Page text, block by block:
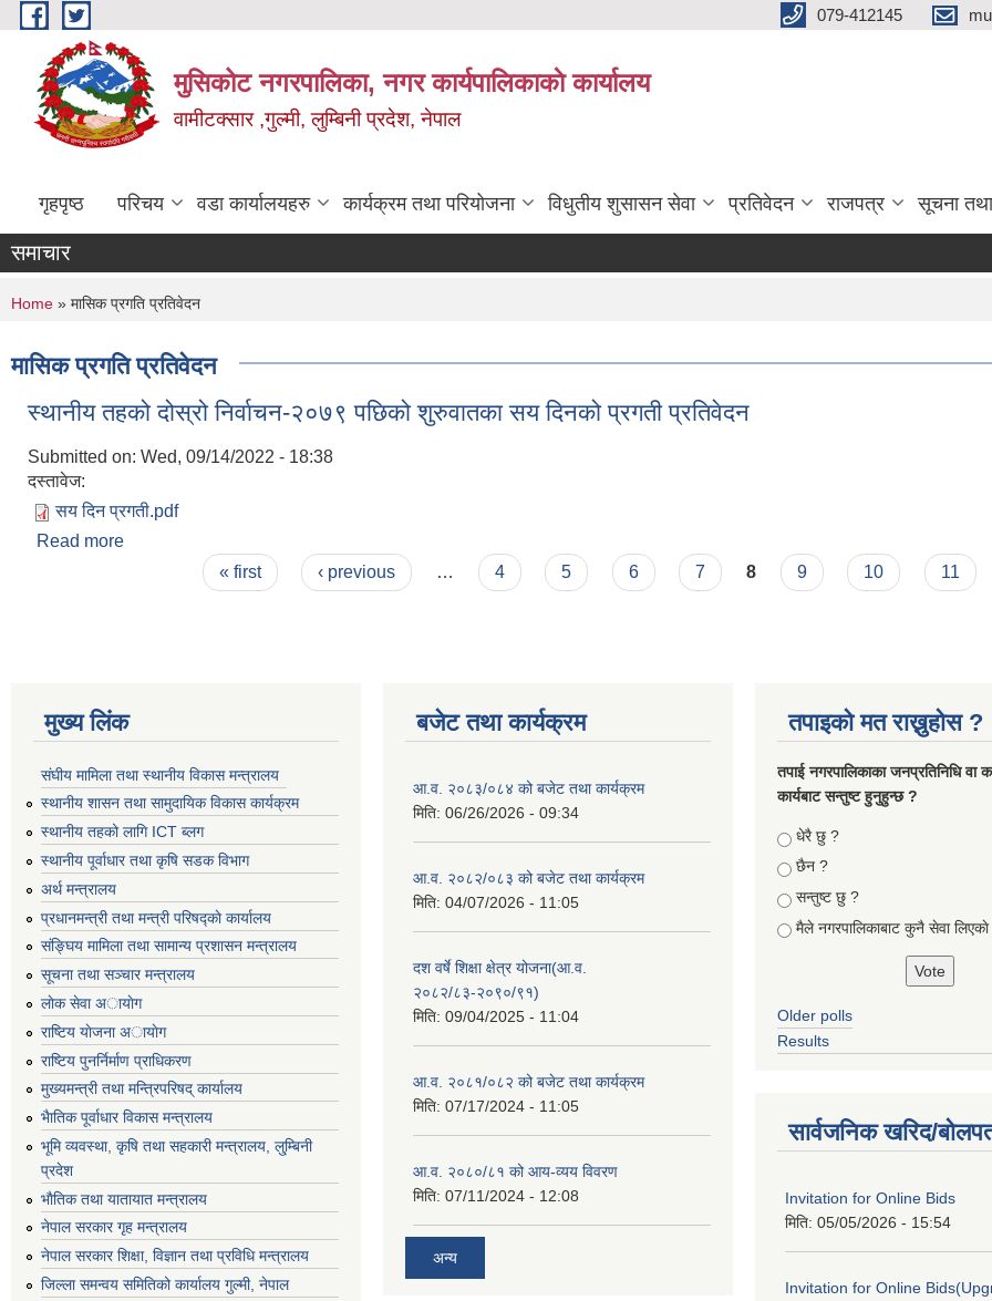
Skip to main content 079-412145
मुसिकोट नगरपालिका, नगर कार्यपालिकाकाे कार्यालय
वामीटक्सार ,गुल्मी, लुम्बिनी प्रदेश, नेपाल
गृहपृष्ठ परिचय वडा कार्यालयहरु कार्यक्रम तथा परियोजना विधुतीय शुसासन सेवा प्रतिवेदन राजपत्र सूचना
समाचार
You are here
Home » मासिक प्रगति प्रतिवेदन
मासिक प्रगति प्रतिवेदन
स्थानीय तहको दोस्रो निर्वाचन-२०७९ पछिको शुरुवातका सय दिनको प्रगती प्रतिवेदन
Submitted on: Wed, 09/14/2022 - 18:38
दस्तावेज:
सय दिन प्रगती.pdf
Read more
« first ‹ previous … 4 5 6 7 8 9 10 11
मुख्य लिंक
संघीय मामिला तथा स्थानीय विकास मन्त्रालय
स्थानीय शासन तथा सामुदायिक विकास कार्यक्रम
स्थानीय तहको लागि ICT ब्लग
स्थानीय पूर्वाधार तथा कृषि सडक विभाग
अर्थ मन्त्रालय
प्रधानमन्त्री तथा मन्त्री परिषद्काे कार्यालय
संङ्घिय मामिला तथा सामान्य प्रशासन मन्त्रालय
सूचना तथा सञ्चार मन्त्रालय
लाेक सेवा अायाेग
राष्टिय याेजना अायाेग
राष्टिय पुनर्निर्माण प्राधिकरण
मुख्यमन्त्री तथा मन्त्रिपरिषद् कार्यालय
भैातिक पूर्वाधार विकास मन्त्रालय
भूमि व्यवस्था, कृषि तथा सहकारी मन्त्रालय, लु्म्बिनी
प्रदेश
भाैतिक तथा यातायात मन्त्रालय
नेपाल सरकार गृह मन्त्रालय
नेपाल सरकार शिक्षा, विज्ञान तथा प्रविधि मन्त्रालय
जिल्ला समन्वय समितिको कार्यालय गुल्मी, नेपाल
बजेट तथा कार्यक्रम
आ.व. २०८३/०८४ को बजेट तथा कार्यक्रम
मिति: 06/26/2026 - 09:34
आ.व. २०८२/०८३ को बजेट तथा कार्यक्रम
मिति: 04/07/2026 - 11:05
दश वर्षे शिक्षा क्षेत्र योजना(आ.व.
२०८२/८३-२०९०/९१)
मिति: 09/04/2025 - 11:04
आ.व. २०८१/०८२ को बजेट तथा कार्यक्रम
मिति: 07/17/2024 - 11:05
आ.व. २०८०/८१ को आय-व्यय विवरण
मिति: 07/11/2024 - 12:08
अन्य
तपाइको मत राख्नुहोस ?
तपा‌ई नगरपालिकाका जनप्रतिनिधि वा
कार्यबाट सन्तुष्ट हुनुहुन्छ ?
Choices
धेरै छु ?
छैन ?
सन्तुष्ट छु ?
मैले नगरपालिकाबाट कुनै सेवा
Older polls
Results
सार्वजनिक खरिद/
Invitation for Online Bids
मिति: 05/05/2026 - 15:54
Invitation for Online